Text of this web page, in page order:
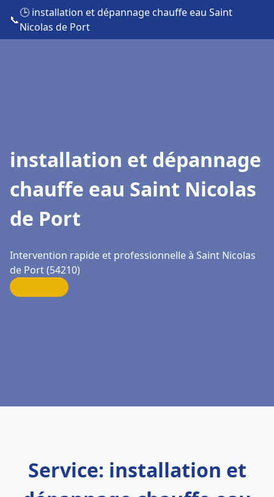
📞
🕒 installation et dépannage chauffe eau Saint
Nicolas de Port
installation et dépannage
chauffe eau Saint Nicolas
de Port
Intervention rapide et professionnelle à Saint Nicolas
de Port (54210)
Service: installation et